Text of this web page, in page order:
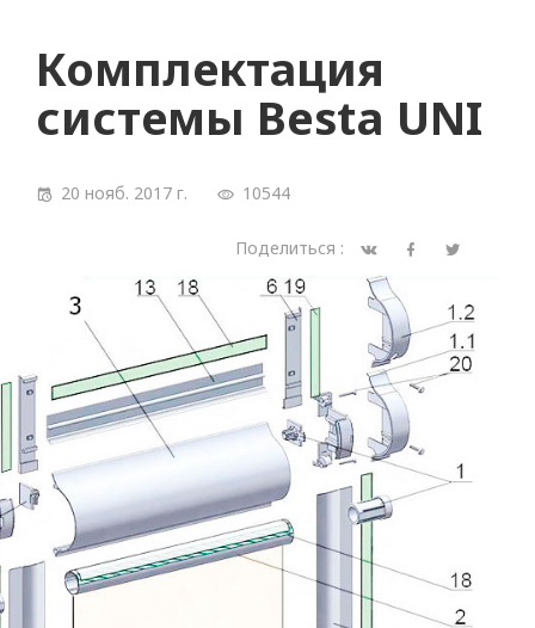
Комплектация
системы Besta UNI
20 нояб. 2017 г. 10544
Поделиться :